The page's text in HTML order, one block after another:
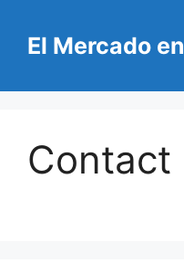
contenido
El Mercado
Contact